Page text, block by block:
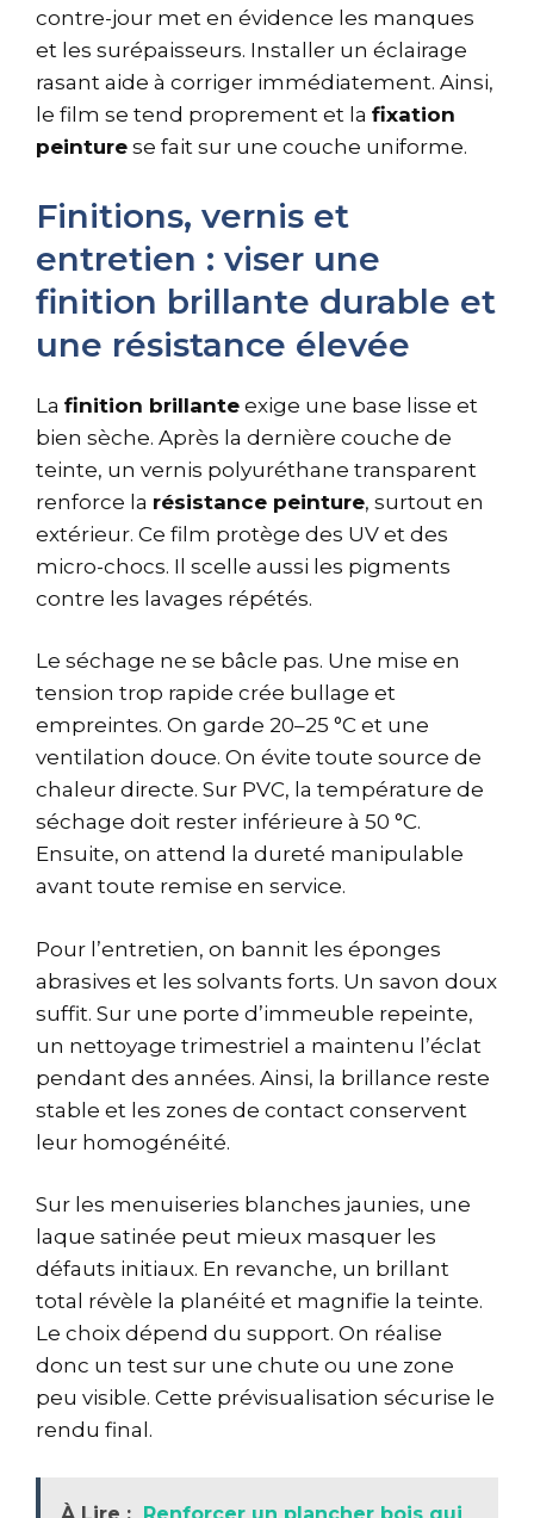
contre-jour met en évidence les manques
et les surépaisseurs. Installer un éclairage
rasant aide à corriger immédiatement. Ainsi,
le film se tend proprement et la fixation
peinture se fait sur une couche uniforme.
Finitions, vernis et
entretien : viser une
finition brillante durable et
une résistance élevée
La finition brillante exige une base lisse et
bien sèche. Après la dernière couche de
teinte, un vernis polyuréthane transparent
renforce la résistance peinture, surtout en
extérieur. Ce film protège des UV et des
micro-chocs. Il scelle aussi les pigments
contre les lavages répétés.
Le séchage ne se bâcle pas. Une mise en
tension trop rapide crée bullage et
empreintes. On garde 20–25 °C et une
ventilation douce. On évite toute source de
chaleur directe. Sur PVC, la température de
séchage doit rester inférieure à 50 °C.
Ensuite, on attend la dureté manipulable
avant toute remise en service.
Pour l’entretien, on bannit les éponges
abrasives et les solvants forts. Un savon doux
suffit. Sur une porte d’immeuble repeinte,
un nettoyage trimestriel a maintenu l’éclat
pendant des années. Ainsi, la brillance reste
stable et les zones de contact conservent
leur homogénéité.
Sur les menuiseries blanches jaunies, une
laque satinée peut mieux masquer les
défauts initiaux. En revanche, un brillant
total révèle la planéité et magnifie la teinte.
Le choix dépend du support. On réalise
donc un test sur une chute ou une zone
peu visible. Cette prévisualisation sécurise le
rendu final.